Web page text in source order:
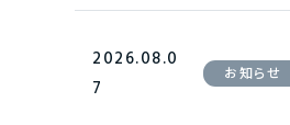
2026.08.0
7
お知らせ